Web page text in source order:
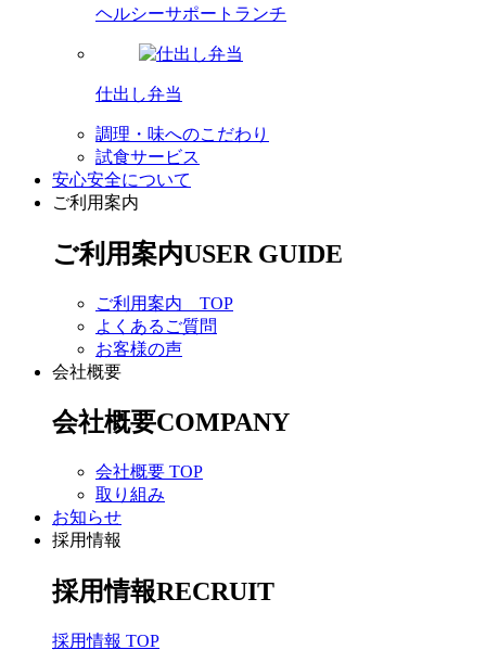
ヘルシーサポートランチ
仕出し弁当
調理・味へのこだわり
試食サービス
安心安全について
ご利用案内
ご利用案内USER GUIDE
ご利用案内 TOP
よくあるご質問
お客様の声
会社概要
会社概要COMPANY
会社概要 TOP
取り組み
お知らせ
採用情報
採用情報RECRUIT
採用情報 TOP